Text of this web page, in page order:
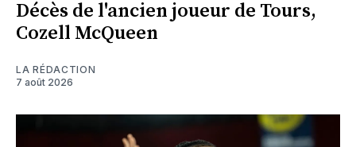
Décès de l'ancien joueur de Tours,
Cozell McQueen
LA RÉDACTION
7 août 2026